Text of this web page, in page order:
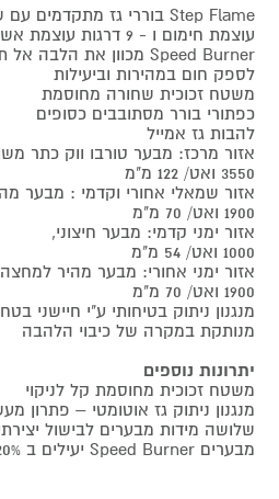
Step Flame בוררי גז מתקדמים עם שליטה מדויקת על
עוצמת חימום ו - 9 דרגות עוצמת אש לכל להבה
Speed Burner מכוון את הלבה אל תחתית המחבת כדי
לספק חום במהירות וביעילות
משטח זכוכית שחורה מחוסמת
כפתורי בורר מסתובבים כסופים
להבות גז אמייל
אזור מרכז: מבער טורבו ווק כתר
3550 ואט/ 122 מ"מ
אזור שמאלי אחורי וקדמי : מבער
1900 ואט/ 70 מ"מ
אזור ימני קדמי: מבער חיצוני,
1000 ואט/ 54 מ"מ
אזור ימני אחורי: מבער מהיר
1900 ואט/ 70 מ"מ
מנגנון ניתוק בטיחותי ע"י חיישני
מנותקת במקרה של כיבוי הלהבה
יתרונות נוספים
משטח זכוכית מחוסמת קל לניקוי
מנגנון ניתוק גז אוטומטי –
שלושה מידות מבערים לבישול
מבערים Speed Burner יעילים ב 20% מול מבער סטנדרטי